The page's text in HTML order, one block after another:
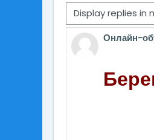
Display mode
Онлайн-
Number of